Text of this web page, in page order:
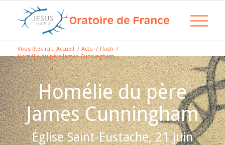
Vous êtes ici : Accueil / Actu / Flash /
Homélie du père James Cunningham
Homélie du père
James Cunningham
Église Saint-Eustache, 21 juin